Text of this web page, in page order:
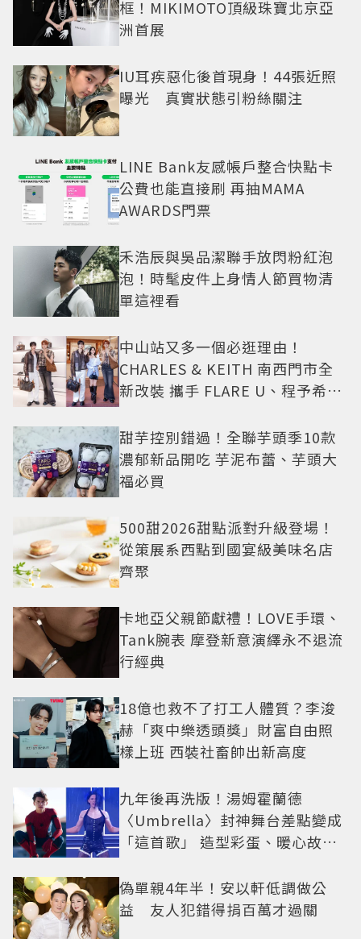
框！MIKIMOTO頂級珠寶北京亞
洲首展
IU耳疾惡化後首現身！44張近照
曝光 真實狀態引粉絲關注
LINE Bank友感帳戶整合快點卡
公費也能直接刷 再抽MAMA
AWARDS門票
禾浩辰與吳品潔聯手放閃粉紅泡
泡！時髦皮件上身情人節買物清
單這裡看
中山站又多一個必逛理由！
CHARLES & KEITH 南西門市全
新改裝 攜手 FLARE U、程予希演
甜芋控別錯過！全聯芋頭季10款
濃郁新品開吃 芋泥布蕾、芋頭大
福必買
500甜2026甜點派對升級登場！
從策展系西點到國宴級美味名店
齊聚
卡地亞父親節獻禮！LOVE手環、
Tank腕表 摩登新意演繹永不退流
行經典
18億也救不了打工人體質？李浚
赫「爽中樂透頭獎」財富自由照
樣上班 西裝社畜帥出新高度
九年後再洗版！湯姆霍蘭德
〈Umbrella〉封神舞台差點變成
「這首歌」 造型彩蛋、暖心故事
偽單親4年半！安以軒低調做公
益 友人犯錯得捐百萬才過關